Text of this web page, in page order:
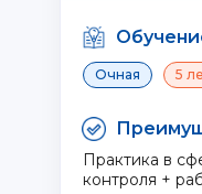
Очная 5
Практика в
контроля +